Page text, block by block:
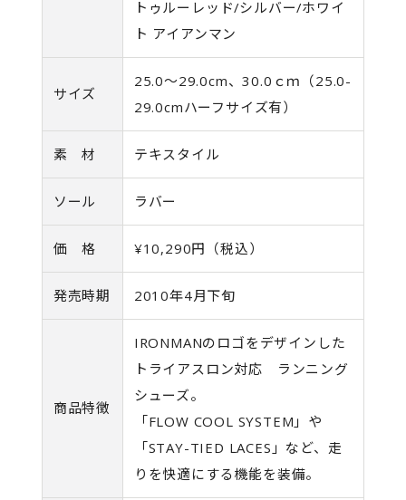
トゥルーレッド/シルバー/ホワイ
ト アイアンマン
サイズ
25.0～29.0cm、30.0ｃｍ（25.0-
29.0cmハーフサイズ有）
素 材 テキスタイル
ソール ラバー
価 格 ¥10,290円（税込）
発売時期 2010年4月下旬
商品特徴
IRONMANのロゴをデザインした
トライアスロン対応 ランニング
シューズ。
「FLOW COOL SYSTEM」や
「STAY-TIED LACES」など、走
りを快適にする機能を装備。